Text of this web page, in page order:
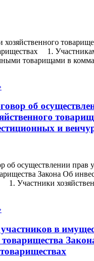
хозяйственного
1.
товарищами в
об
и
об осуществлении прав
Закона Об
Участники
в
товарищества